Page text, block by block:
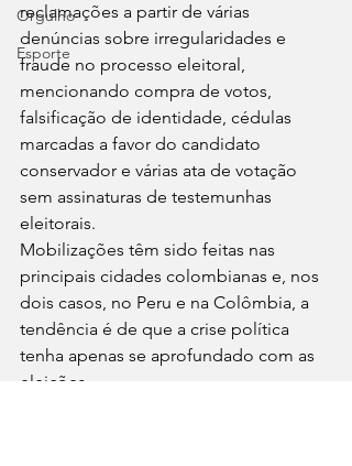
Orgulho
Esporte
reclamações a partir de várias
denúncias sobre irregularidades e
fraude no processo eleitoral,
mencionando compra de votos,
falsificação de identidade, cédulas
marcadas a favor do candidato
conservador e várias ata de votação
sem assinaturas de testemunhas
eleitorais.
Mobilizações têm sido feitas nas
principais cidades colombianas e, nos
dois casos, no Peru e na Colômbia, a
tendência é de que a crise política
tenha apenas se aprofundado com as
eleições.